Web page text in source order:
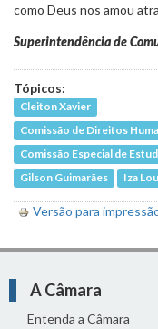
como Deus nos amou
Superintendência de
Tópicos:
Cleiton Xavier
Comissão de Direitos
Comissão Especial de
Gilson Guimarães
Iza
Versão para
A Câmara
Entenda a Câmara